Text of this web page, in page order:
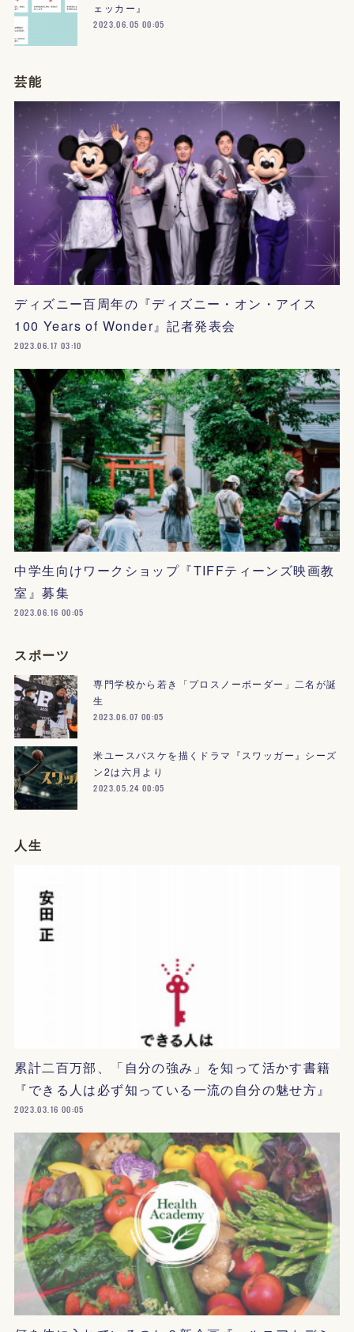
ェッカー』
2023.06.05 00:05
芸能
ディズニー百周年の『ディズニー・オン・アイス
100 Years of Wonder』記者発表会
2023.06.17 03:10
中学生向けワークショップ『TIFFティーンズ映画教
室』募集
2023.06.16 00:05
スポーツ
専門学校から若き「プロスノーボーダー」二名が誕
生
2023.06.07 00:05
米ユースバスケを描くドラマ『スワッガー』シーズ
ン2は六月より
2023.05.24 00:05
人生
累計二百万部、「自分の強み」を知って活かす書籍
『できる人は必ず知っている一流の自分の魅せ方』
2023.03.16 00:05